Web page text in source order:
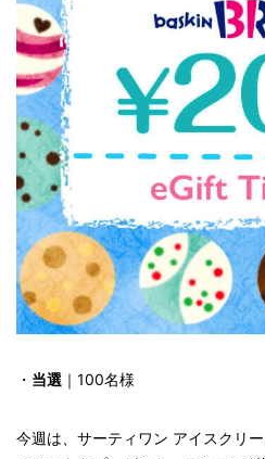
・ 当選 ｜100名様
今週は、サーティワン アイスクリ